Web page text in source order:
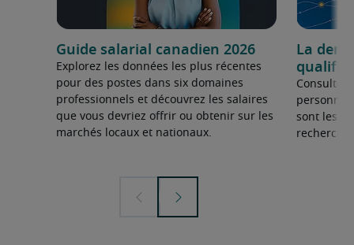
Guide salarial canadien 2026
Explorez les données les plus récentes
pour des postes dans six domaines
professionnels et découvrez les salaires
que vous devriez offrir ou obtenir sur les
marchés locaux et nationaux.
La
qualifié
Consultez
personnel
sont les